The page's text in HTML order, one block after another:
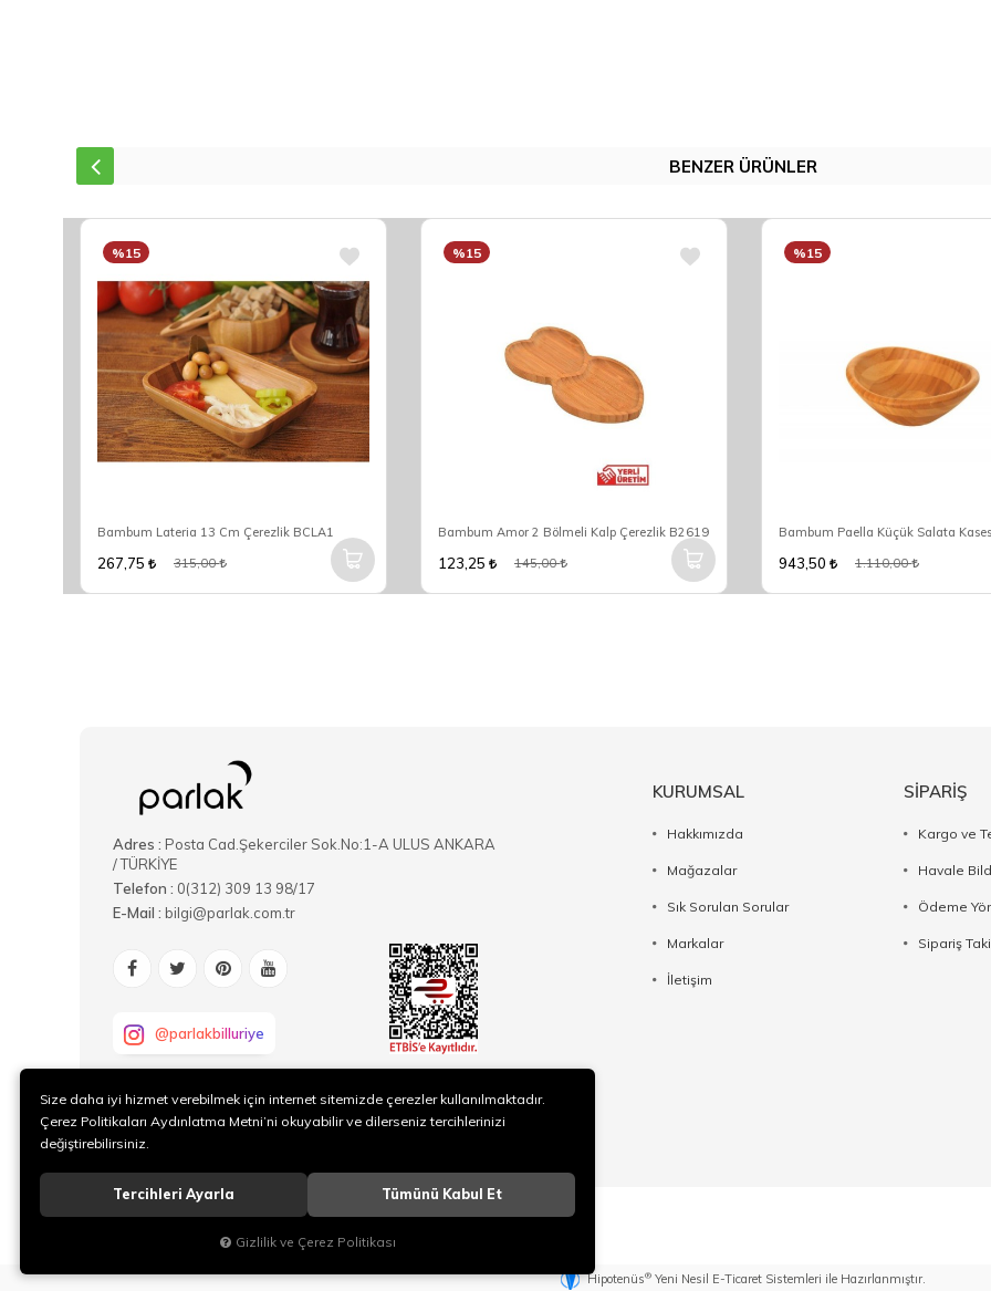
BENZER ÜRÜNLER
Bambum Lateria 13 Cm Çerezlik BCLA1
%15
267,75 315,00
Bambum Amor 2 Bölmeli Kalp Çerezlik B2619
%15
123,25 145,00
Bambum Paella Küçük Salata
%15
943,50 1.110,00
Adres : Posta Cad.Şekerciler Sok.No:1-A ULUS ANKARA
/ TÜRKİYE
Telefon : 0(312) 309 13 98/17
E-Mail : bilgi@parlak.com.tr
@parlakbilluriye
KURUMSAL
Hakkımızda
Mağazalar
Sık Sorulan Sorular
Markalar
İletişim
SİPARİŞ
Kargo ve
Havale
Ödeme
Sipariş
Hipotenüs®Yeni Nesil E-Ticaret Sistemleri ile Hazırlanmıştır.
Size daha iyi hizmet verebilmek için internet sitemizde çerezler kullanılmaktadır.
Çerez Politikaları Aydınlatma Metni’ni okuyabilir ve dilerseniz tercihlerinizi
değiştirebilirsiniz.
Tercihleri Ayarla Tümünü Kabul Et
Gizlilik ve Çerez Politikası